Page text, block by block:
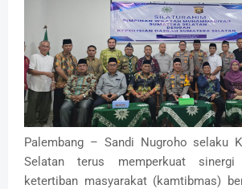
Palembang – Sandi Nugroho selaku
Selatan terus memperkuat
ketertiban masyarakat (kamtibmas)